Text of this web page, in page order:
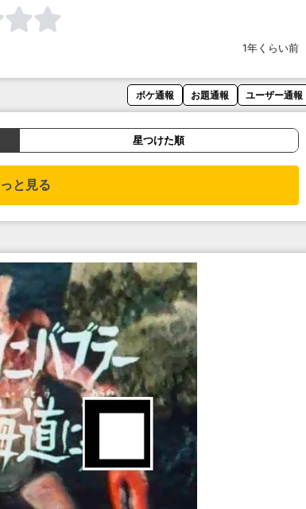
1年くらい前
ボケ通報 お題通報 ユーザー通報
星つけた順
と見る